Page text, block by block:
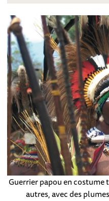
Guerrier papou en
autres, avec des